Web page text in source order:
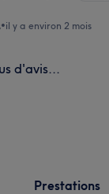
•il y a environ 2 mois
d'avis...
Prestations